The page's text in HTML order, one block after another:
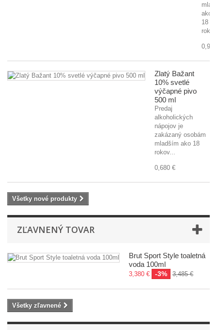
ako
18
Zlatý Bažant
10% svetlé
výčapné pivo
500 ml
Predaj
alkoholických
nápojov je
zakázaný osobám
mladším ako 18
rokov...
0,680 €
Všetky nové produkty
ZĽAVNENÝ TOVAR
Brut Sport Style toaletná
voda 100ml
3,380 € -3% 3,485 €
Všetky zľavnené